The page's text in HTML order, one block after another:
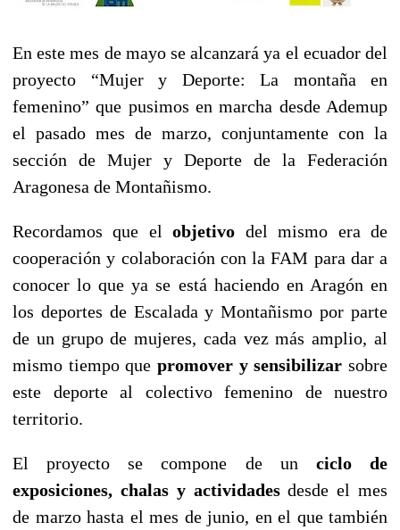
En este mes de mayo se alcanzará ya el ecuador del
proyecto “Mujer y Deporte: La montaña en
femenino” que pusimos en marcha desde Ademup
el pasado mes de marzo, conjuntamente con la
sección de Mujer y Deporte de la Federación
Aragonesa de Montañismo.
Recordamos que elobjetivo del mismo era de
cooperación y colaboración con la FAM para dar a
conocer lo que ya se está haciendo en Aragón en
los deportes de Escalada y Montañismo por parte
de un grupo de mujeres, cada vez más amplio, al
mismo tiempo que promover y sensibilizar sobre
este deporte al colectivo femenino de nuestro
territorio.
El proyecto se compone de un ciclo de
exposiciones, chalas y actividadesdesde el mes
de marzo hasta el mes de junio, en el que también